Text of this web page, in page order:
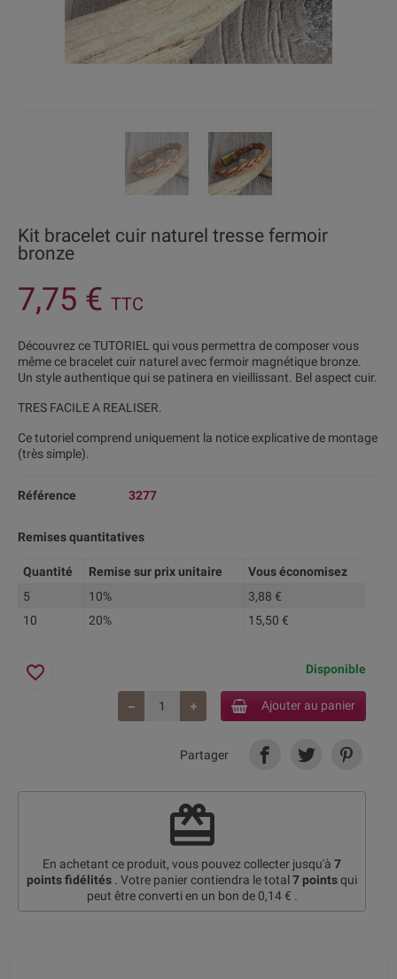
Kit bracelet cuir naturel tresse fermoir
bronze
7,75 € TTC
Découvrez ce TUTORIEL qui vous permettra de composer vous
même ce bracelet cuir naturel avec fermoir magnétique bronze.
Un style authentique qui se patinera en vieillissant. Bel aspect cuir.
TRES FACILE A REALISER.
Ce tutoriel comprend uniquement la notice explicative de montage
(très simple).
Référence 3277
Remises quantitatives
Quantité Remise sur prix unitaire
Vous économisez
5
10%
3,88 €
10
20% 15,50 €
Disponible
Ajouter au panier
favorite_border
Partager
redeem
En achetant ce produit, vous pouvez collecter jusqu'à 7
points fidélités . Votre panier contiendra le total 7 pointsqui
peut être converti en un bon de 0,14 € .